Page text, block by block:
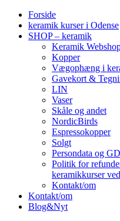
Forside
keramik kurser i Odense
SHOP – keramik
Keramik
Kopper
Vægophæng i
Gavekort &
LIN
Vaser
Skåle og andet
NordicBirds
Espressokopper
Solgt
Persondata og
Politik for
keramikkurser
Kontakt/om
Kontakt/om
Blog&Nyt